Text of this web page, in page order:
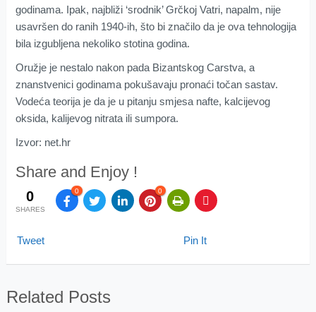
godinama. Ipak, najbliži ‘srodnik’ Grčkoj Vatri, napalm, nije
usavršen do ranih 1940-ih, što bi značilo da je ova tehnologija
bila izgubljena nekoliko stotina godina.
Oružje je nestalo nakon pada Bizantskog Carstva, a
znanstvenici godinama pokušavaju pronaći točan sastav.
Vodeća teorija je da je u pitanju smjesa nafte, kalcijevog
oksida, kalijevog nitrata ili sumpora.
Izvor: net.hr
Share and Enjoy !
0
SHARES
0 0
Tweet Pin It
Related Posts